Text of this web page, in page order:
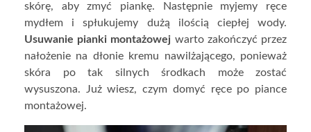
skórę, aby zmyć piankę. Następnie myjemy ręce
mydłem i spłukujemy dużą ilością ciepłej wody.
Usuwanie pianki montażowej warto zakończyć przez
nałożenie na dłonie kremu nawilżającego, ponieważ
skóra po tak silnych środkach może zostać
wysuszona. Już wiesz, czym domyć ręce po piance
montażowej.